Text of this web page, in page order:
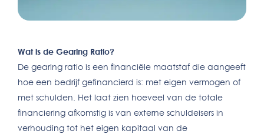
Wat is de Gearing Ratio?
De gearing ratio is een financiële maatstaf die aangeeft
hoe een bedrijf gefinancierd is: met eigen vermogen of
met schulden. Het laat zien hoeveel van de totale
financiering afkomstig is van externe schuldeisers in
verhouding tot het eigen kapitaal van de